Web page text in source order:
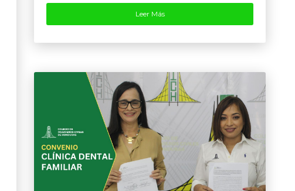
Leer Más